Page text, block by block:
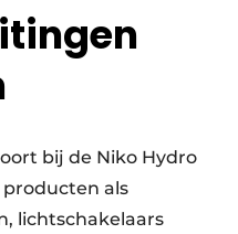
bij de Niko Hydro
als
lichtschakelaars